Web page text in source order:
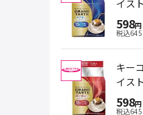
イス
598円
税込
キー
イス
598円
税込